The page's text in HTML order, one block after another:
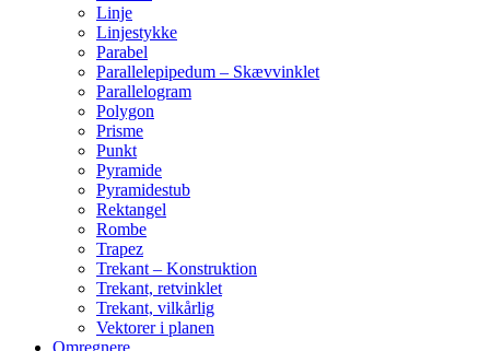
Linje
Linjestykke
Parabel
Parallelepipedum – Skævvinklet
Parallelogram
Polygon
Prisme
Punkt
Pyramide
Pyramidestub
Rektangel
Rombe
Trapez
Trekant – Konstruktion
Trekant, retvinklet
Trekant, vilkårlig
Vektorer i planen
Omregnere